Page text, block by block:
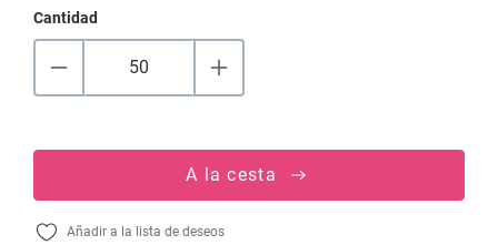
Cantidad
A la cesta
Añadir a la lista de deseos